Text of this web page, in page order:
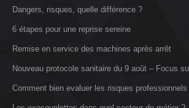
Dangers, risques, quelle différence ?
6 étapes pour une reprise sereine
Remise en service des machines après arrêt
Nouveau protocole sanitaire du 9 août – Focus
Comment bien evaluer les risques